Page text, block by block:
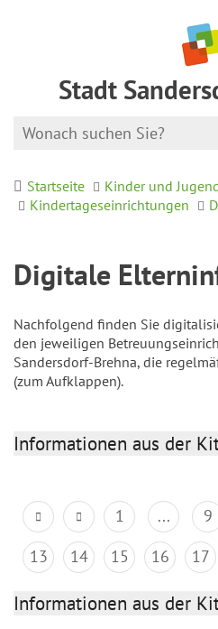
Stadt
Startseite
Kinder und
Kindertageseinrichtungen
Digitale
Nachfolgend finden Sie
den jeweiligen
Sandersdorf-Brehna, die
(zum Aufklappen).
Informationen aus der
1 ... 9
13
14 15 16 17
Informationen aus der